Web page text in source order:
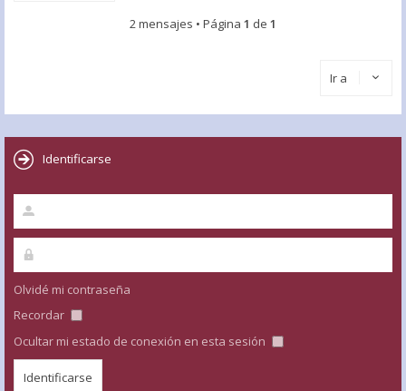
2 mensajes • Página 1 de 1
Ir a
Identificarse
Olvidé mi contraseña
Recordar
Ocultar mi estado de conexión en esta sesión